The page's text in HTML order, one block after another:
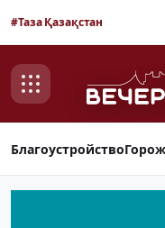
#Таза Қазақстан
Благоустройство